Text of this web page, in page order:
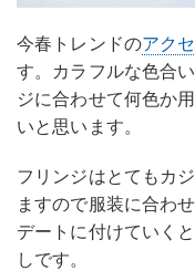
今春トレンドのアク
す。カラフルな色合
ジに合わせて何色か
いと思います。
フリンジはとてもカ
ますので服装に合わ
デートに付けていく
しです。